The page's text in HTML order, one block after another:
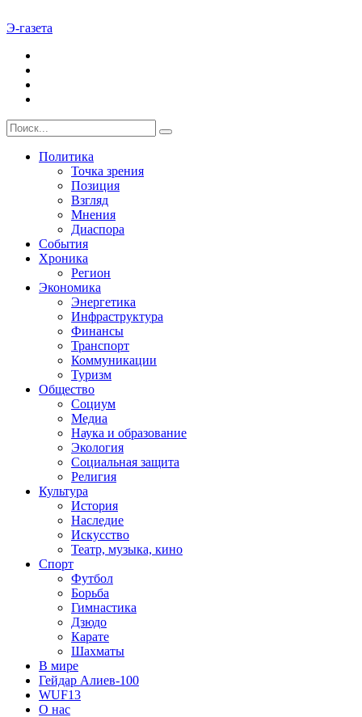
Э-газета
Политика
Точка зрения
Позиция
Взгляд
Мнения
Диаспора
События
Хроника
Регион
Экономика
Энергетика
Инфраструктура
Финансы
Транспорт
Коммуникации
Туризм
Общество
Социум
Медиа
Наука и образование
Экология
Социальная защита
Религия
Культура
История
Наследие
Искусство
Театр, музыка, кино
Спорт
Футбол
Борьба
Гимнастика
Дзюдо
Карате
Шахматы
В мире
Гейдар Алиев-100
WUF13
О нас